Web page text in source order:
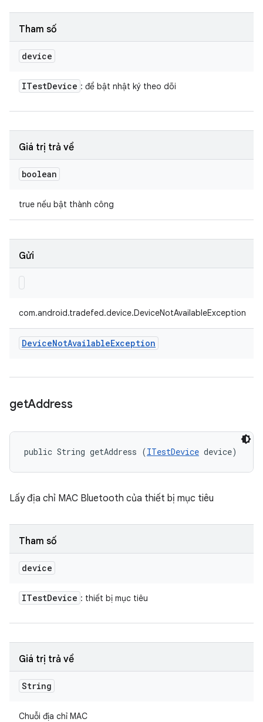
Tham số
device
ITestDevice : để bật nhật ký theo dõi
Giá trị trả về
boolean
true nếu bật thành công
Gửi
com.android.tradefed.device.DeviceNotAvailableException
DeviceNotAvailableException
getAddress
public String getAddress (ITestDevice device)
Lấy địa chỉ MAC Bluetooth của thiết bị mục tiêu
Tham số
device
ITestDevice : thiết bị mục tiêu
Giá trị trả về
String
Chuỗi địa chỉ MAC